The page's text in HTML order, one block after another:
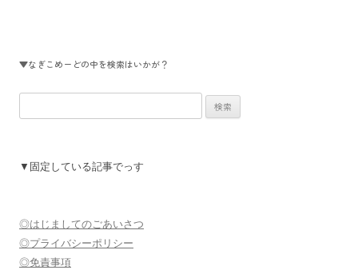
▼なぎこめーどの中を検索はいかが？
索:
▼固定している記事でっす
◎はじましてのごあいさつ
◎プライバシーポリシー
◎免責事項